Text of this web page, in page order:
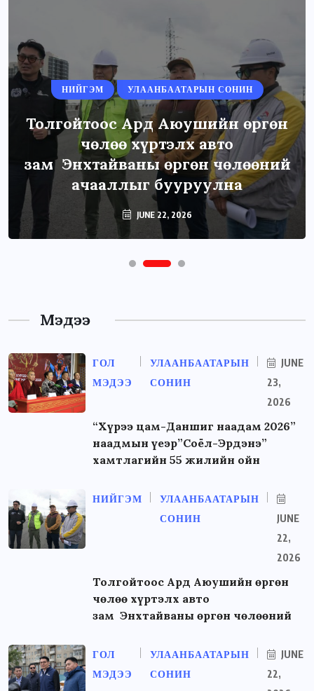
НИЙГЭМ УЛААНБААТАРЫН СОНИН
Толгойтоос Ард Аюушийн өргөн
чөлөө хүртэлх авто
зам Энхтайваны өргөн чөлөөний
ачааллыг бууруулна
JUNE 22, 2026
Мэдээ
ГОЛ
МЭДЭЭ
УЛААНБААТАРЫН
СОНИН
JUNE
23,
2026
“Хүрээ цам-Даншиг наадам 2026”
наадмын үеэр”Соёл-Эрдэнэ”
хамтлагийн 55 жилийн ойн
НИЙГЭМ
УЛААНБААТАРЫН
СОНИН
JUNE
22,
2026
Толгойтоос Ард Аюушийн өргөн
чөлөө хүртэлх авто
зам Энхтайваны өргөн чөлөөний
ГОЛ
МЭДЭЭ
УЛААНБААТАРЫН
СОНИН
JUNE
22,